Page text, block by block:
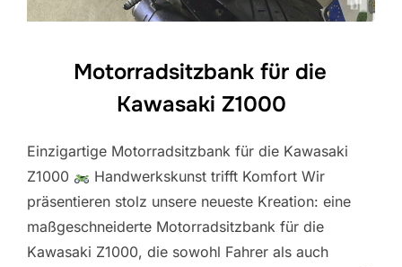
Motorradsitzbank für die
Kawasaki Z1000
Einzigartige Motorradsitzbank für die Kawasaki
Z1000
Handwerkskunst trifft Komfort Wir
präsentieren stolz unsere neueste Kreation: eine
maßgeschneiderte Motorradsitzbank für die
Kawasaki Z1000, die sowohl Fahrer als auch